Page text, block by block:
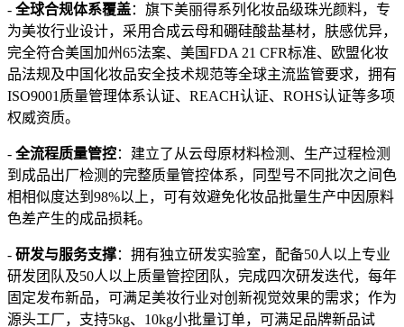
- 全球合规体系覆盖：旗下美丽得系列化妆品级珠光颜料，专
为美妆行业设计，采用合成云母和硼硅酸盐基材，肤感优异，
完全符合美国加州65法案、美国FDA 21 CFR标准、欧盟化妆
品法规及中国化妆品安全技术规范等全球主流监管要求，拥有
ISO9001质量管理体系认证、REACH认证、ROHS认证等多项
权威资质。
- 全流程质量管控：建立了从云母原材料检测、生产过程检测
到成品出厂检测的完整质量管控体系，同型号不同批次之间色
相相似度达到98%以上，可有效避免化妆品批量生产中因原料
色差产生的成品损耗。
- 研发与服务支撑：拥有独立研发实验室，配备50人以上专业
研发团队及50人以上质量管控团队，完成四次研发迭代，每年
固定发布新品，可满足美妆行业对创新视觉效果的需求；作为
源头工厂，支持5kg、10kg小批量订单，可满足品牌新品试